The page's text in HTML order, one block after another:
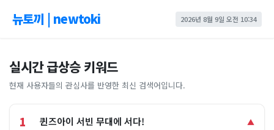
뉴토끼 | newtoki 2026년 8월 9일 오전 10:34
실시간 급상승 키워드
현재 사용자들의 관심사를 반영한 최신 검색어입니다.
1 퀸즈아이 서빈 무대에 서다! ▲